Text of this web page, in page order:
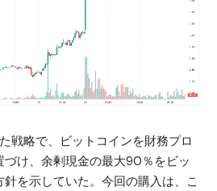
戦略で、ビットコインを財務プロ
づけ、余剰現金の最大90％をビッ
針を示していた。今回の購入は、こ